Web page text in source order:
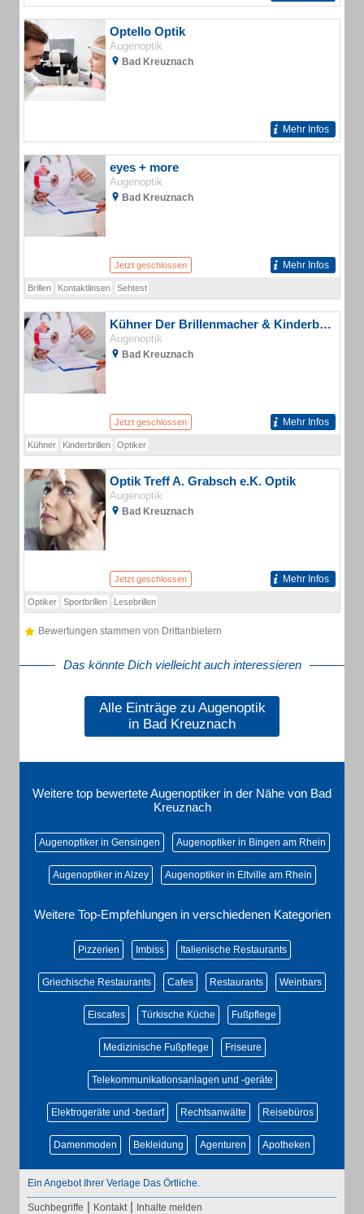
Optello Optik
Augenoptik
Bad Kreuznach
Mehr Infos
eyes + more
Augenoptik
Bad Kreuznach
Jetzt geschlossen Mehr Infos
Brillen Kontaktlinsen Sehtest
Kühner Der Brillenmacher & Kinderbrillen
Augenoptik
Bad Kreuznach
Jetzt geschlossen Mehr Infos
Kühner Kinderbrillen Optiker
Optik Treff A. Grabsch e.K. Optik
Augenoptik
Bad Kreuznach
Jetzt geschlossen Mehr Infos
Optiker Sportbrillen Lesebrillen
Bewertungen stammen von Drittanbietern
Das könnte Dich vielleicht auch interessieren
Alle Einträge zu Augenoptik
in Bad Kreuznach
Weitere top bewertete Augenoptiker in der Nähe von Bad
Kreuznach
Augenoptiker in Gensingen Augenoptiker in Bingen am Rhein
Augenoptiker in Alzey Augenoptiker in Eltville am Rhein
Weitere Top-Empfehlungen in verschiedenen Kategorien
Pizzerien Imbiss Italienische Restaurants
Griechische Restaurants Cafes Restaurants Weinbars
Eiscafes Türkische Küche Fußpflege
Medizinische Fußpflege Friseure
Telekommunikationsanlagen und -geräte
Elektrogeräte und -bedarf Rechtsanwälte Reisebüros
Damenmoden Bekleidung Agenturen Apotheken
Ein Angebot Ihrer Verlage Das Örtliche.
Suchbegriffe | Kontakt | Inhalte melden